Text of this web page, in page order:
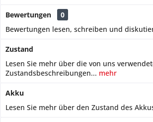
Bewertungen
0
Bewertungen lesen, schreiben und
Zustand
Lesen Sie mehr über die von uns
Zustandsbeschreibungen... mehr
Akku
Lesen Sie mehr über den Zustand des